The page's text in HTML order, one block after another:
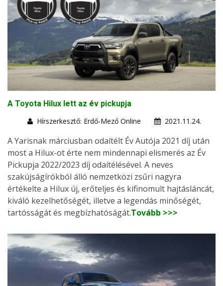
A Toyota Hilux lett az év pickupja
Hírszerkesztő: Erdő-Mező Online
2021.11.24.
A Yarisnak márciusban odaítélt Év Autója 2021 díj után
most a Hilux-ot érte nem mindennapi elismerés az Év
Pickupja 2022/2023 díj odaítélésével. A neves
szakújságírókból álló nemzetközi zsűri nagyra
értékelte a Hilux új, erőteljes és kifinomult hajtásláncát,
kiváló kezelhetőségét, illetve a legendás minőségét,
tartósságát és megbízhatóságát.Tovább >>>